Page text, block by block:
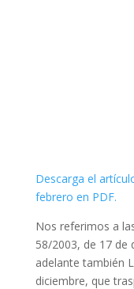
Descarga el
febrero en PDF.
Nos referimos a
58/2003, de 17 de
adelante también
diciembre, que